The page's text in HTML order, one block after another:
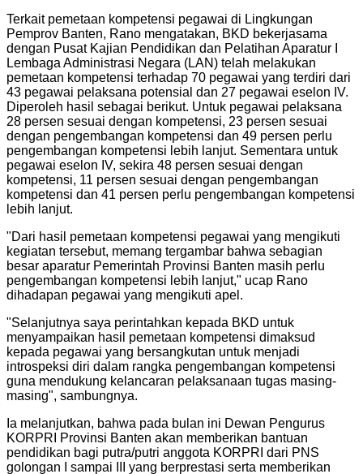
Terkait pemetaan kompetensi pegawai di Lingkungan
Pemprov Banten, Rano mengatakan, BKD bekerjasama
dengan Pusat Kajian Pendidikan dan Pelatihan Aparatur I
Lembaga Administrasi Negara (LAN) telah melakukan
pemetaan kompetensi terhadap 70 pegawai yang terdiri dari
43 pegawai pelaksana potensial dan 27 pegawai eselon IV.
Diperoleh hasil sebagai berikut. Untuk pegawai pelaksana
28 persen sesuai dengan kompetensi, 23 persen sesuai
dengan pengembangan kompetensi dan 49 persen perlu
pengembangan kompetensi lebih lanjut. Sementara untuk
pegawai eselon IV, sekira 48 persen sesuai dengan
kompetensi, 11 persen sesuai dengan pengembangan
kompetensi dan 41 persen perlu pengembangan kompetensi
lebih lanjut.
"Dari hasil pemetaan kompetensi pegawai yang mengikuti
kegiatan tersebut, memang tergambar bahwa sebagian
besar aparatur Pemerintah Provinsi Banten masih perlu
pengembangan kompetensi lebih lanjut," ucap Rano
dihadapan pegawai yang mengikuti apel.
"Selanjutnya saya perintahkan kepada BKD untuk
menyampaikan hasil pemetaan kompetensi dimaksud
kepada pegawai yang bersangkutan untuk menjadi
introspeksi diri dalam rangka pengembangan kompetensi
guna mendukung kelancaran pelaksanaan tugas masing-
masing", sambungnya.
Ia melanjutkan, bahwa pada bulan ini Dewan Pengurus
KORPRI Provinsi Banten akan memberikan bantuan
pendidikan bagi putra/putri anggota KORPRI dari PNS
golongan I sampai III yang berprestasi serta memberikan